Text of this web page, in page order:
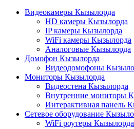
Видеокамеры Кызылорда
HD камеры Кызылорда
IP камеры Кызылорда
WiFi камеры Кызылорда
Аналоговые Кызылорда
Домофон Кызылорда
Видеодомофоны
Мониторы Кызылорда
Видеостена Кызылорда
Внутренние мониторы
Интерактивная панель
Сетевое оборудование
WiFi роутеры Кызылорда